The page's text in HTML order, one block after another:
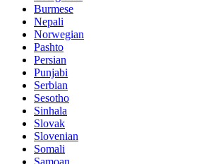
Burmese
Nepali
Norwegian
Pashto
Persian
Punjabi
Serbian
Sesotho
Sinhala
Slovak
Slovenian
Somali
Samoan